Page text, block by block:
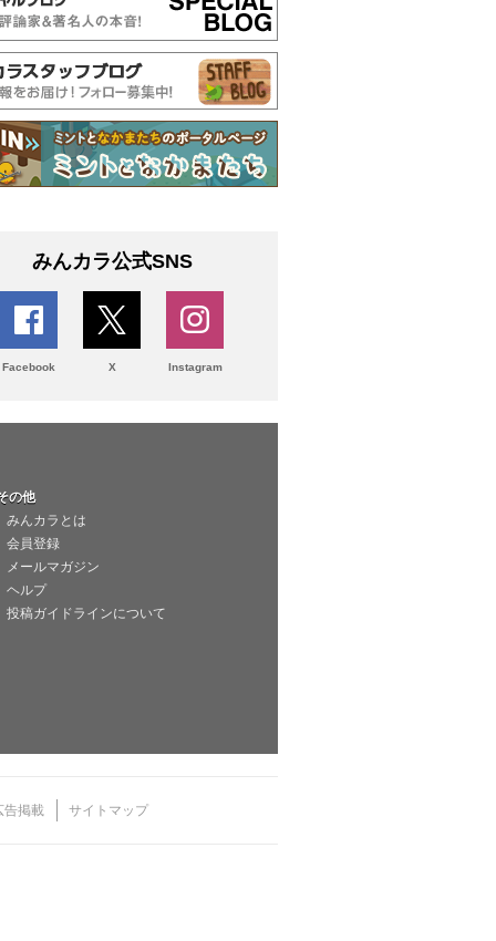
みんカラ公式SNS
Facebook X Instagram
の他
みんカラとは
会員登録
メールマガジン
ヘルプ
投稿ガイドラインについて
告掲載 サイトマップ